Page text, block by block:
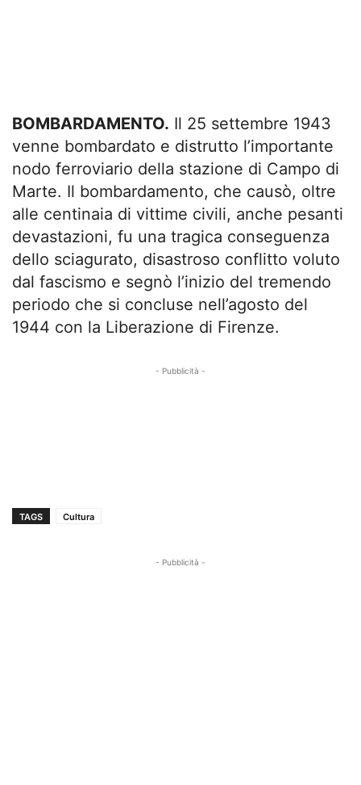
BOMBARDAMENTO. Il 25 settembre 1943
venne bombardato e distrutto l’importante
nodo ferroviario della stazione di Campo di
Marte. Il bombardamento, che causò, oltre
alle centinaia di vittime civili, anche pesanti
devastazioni, fu una tragica conseguenza
dello sciagurato, disastroso conflitto voluto
dal fascismo e segnò l’inizio del tremendo
periodo che si concluse nell’agosto del
1944 con la Liberazione di Firenze.
- Pubblicità -
TAGS Cultura
- Pubblicità -